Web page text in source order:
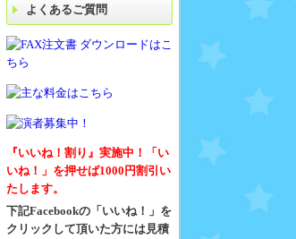
よくあるご質問
『いいね！割り』実施中！「い
いね！」を押せば1000円割引い
たします。
下記Facebookの「いいね！」を
クリックして頂いた方には見積